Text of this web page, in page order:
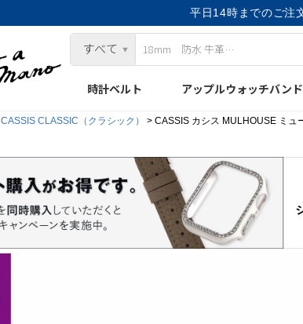
平日14時までのご注
時計ベルト アップルウォッチバンド
CASSIS CLASSIC（クラシック） CASSIS カシス MULHOUSE ミュ